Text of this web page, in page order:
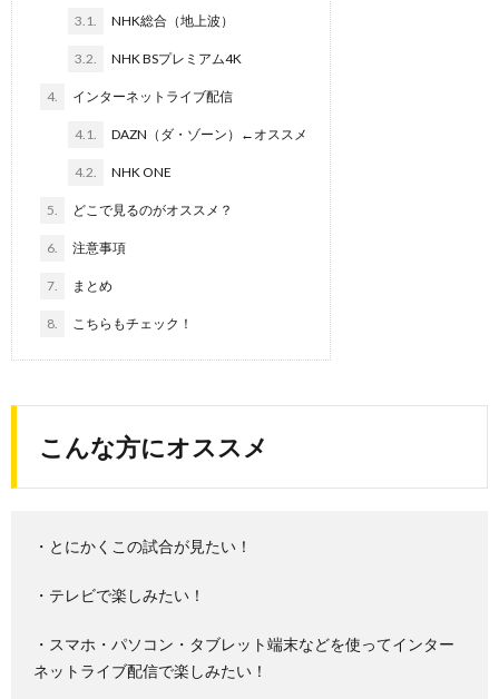
3.1. NHK総合（地上波）
3.2. NHK BSプレミアム4K
4. インターネットライブ配信
4.1. DAZN（ダ・ゾーン）←オススメ
4.2. NHK ONE
5. どこで見るのがオススメ？
6. 注意事項
7. まとめ
8. こちらもチェック！
こんな方にオススメ
・とにかくこの試合が見たい！
・テレビで楽しみたい！
・スマホ・パソコン・タブレット端末などを使ってインター
ネットライブ配信で楽しみたい！